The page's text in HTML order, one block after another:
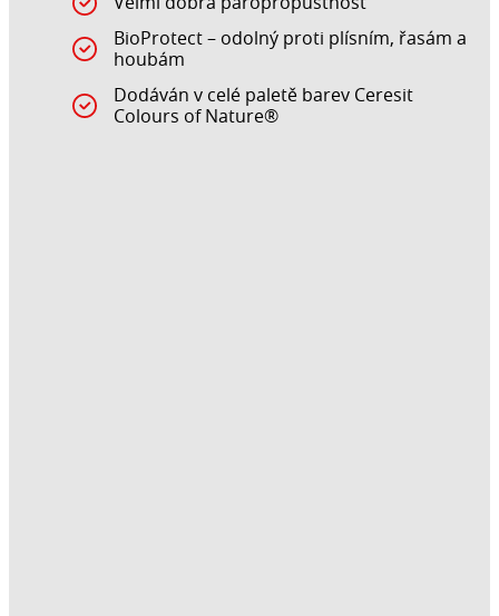
BioProtect – odolný proti plísním, řasám a
houbám
Dodáván v celé paletě barev Ceresit
Colours of Nature®